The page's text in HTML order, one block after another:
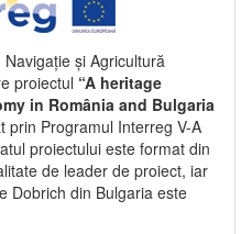
și Agricultură
proiectul “A heritage
in România and Bulgaria
prin Programul Interreg V-A
proiectului este format din
de leader de proiect, iar
Dobrich din Bulgaria este